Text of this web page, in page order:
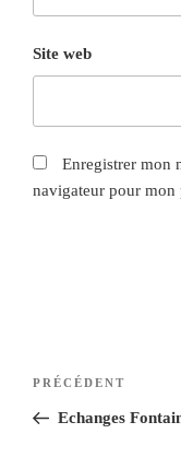
Site web
Enregistrer mon
navigateur pour mon
PRÉCÉDENT
Echanges